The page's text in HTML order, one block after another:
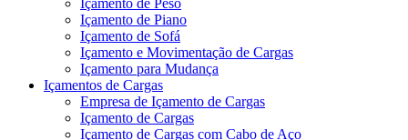
Içamento de Piano
Içamento de Sofá
Içamento e Movimentação de Cargas
Içamento para Mudança
Içamentos de Cargas
Empresa de Içamento de Cargas
Içamento de Cargas
Içamento de Cargas com Cabo de Aço